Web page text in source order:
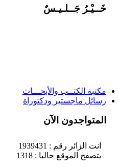
خَــيْـرُ جَــلـيـسٌ
مكتبة الكتــب والأبحـــاث
رسائل ماجستير ودكتوراة
المتواجدون الآن
انت الزائر رقم : 1939431
يتصفح الموقع حاليا : 1318